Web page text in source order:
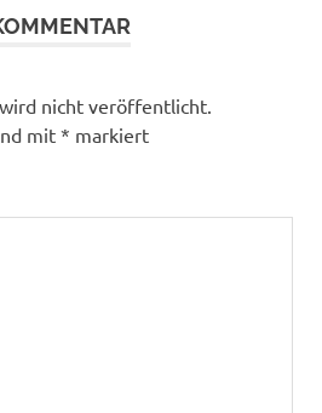
nicht veröffentlicht.
mit * markiert